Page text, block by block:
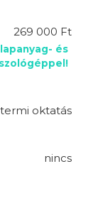
269 000 Ft
és
oktatás
nincs